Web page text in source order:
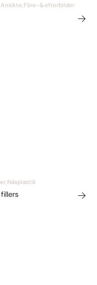
Före- & efterbilder
Näsplastik